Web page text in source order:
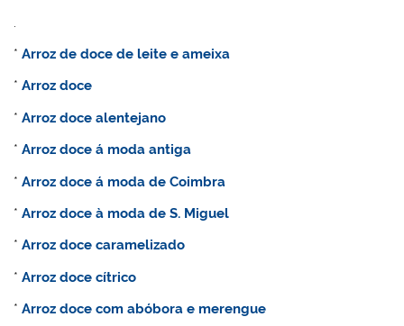
*Arroz de doce de leite e ameixa
*Arroz doce
*Arroz doce alentejano
*Arroz doce á moda antiga
*Arroz doce á moda de Coimbra
*Arroz doce à moda de S. Miguel
*Arroz doce caramelizado
*Arroz doce cítrico
*Arroz doce com abóbora e merengue